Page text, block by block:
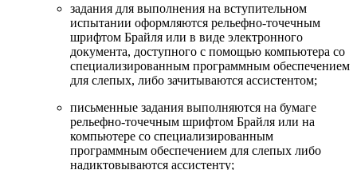
задания для выполнения на вступительном
испытании оформляются рельефно-точечным
шрифтом Брайля или в виде электронного
документа, доступного с помощью компьютера со
специализированным программным обеспечением
для слепых, либо зачитываются ассистентом;
письменные задания выполняются на бумаге
рельефно-точечным шрифтом Брайля или на
компьютере со специализированным
программным обеспечением для слепых либо
надиктовываются ассистенту;